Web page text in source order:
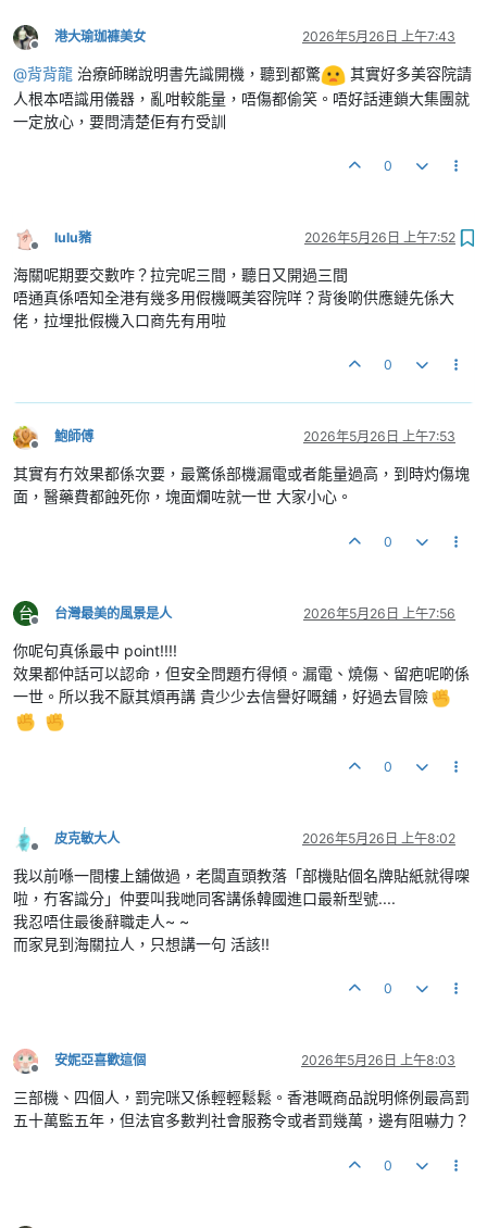
離線
港大瑜珈褲美女 2026年5月26日 上午7:43
@背背龍 治療師睇說明書先識開機，聽到都驚
其實好多美容院請
人根本唔識用儀器，亂咁較能量，唔傷都偷笑。唔好話連鎖大集團就
一定放心，要問清楚佢有冇受訓
0
離線
lulu豬 2026年5月26日 上午7:52
海關呢期要交數咋？拉完呢三間，聽日又開過三間
唔通真係唔知全港有幾多用假機嘅美容院咩？背後啲供應鏈先係大
佬，拉埋批假機入口商先有用啦
0
離線
鮑師傅 2026年5月26日 上午7:53
其實有冇效果都係次要，最驚係部機漏電或者能量過高，到時灼傷塊
面，醫藥費都蝕死你，塊面爛咗就一世 大家小心。
0
台
離線
台灣最美的風景是人 2026年5月26日 上午7:56
你呢句真係最中 point!!!!
效果都仲話可以認命，但安全問題冇得傾。漏電、燒傷、留疤呢啲係
一世。所以我不厭其煩再講 貴少少去信譽好嘅舖，好過去冒險
0
離線
皮克敏大人 2026年5月26日 上午8:02
我以前喺一間樓上舖做過，老闆直頭教落「部機貼個名牌貼紙就得㗎
啦，冇客識分」仲要叫我哋同客講係韓國進口最新型號....
我忍唔住最後辭職走人~ ~
而家見到海關拉人，只想講一句 活該!!
0
離線
安妮亞喜歡這個 2026年5月26日 上午8:03
三部機、四個人，罰完咪又係輕輕鬆鬆。香港嘅商品說明條例最高罰
五十萬監五年，但法官多數判社會服務令或者罰幾萬，邊有阻嚇力？
0